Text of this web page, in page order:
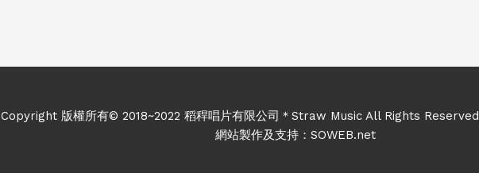
Copyright 版權所有© 2018~2022 稻稈唱片有限公司＊Straw Music All Rights Reserved
網站製作及支持： SOWEB.net